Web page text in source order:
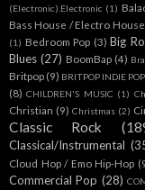
(Electronic).Electronic (1)
Bass House / Electro House
(1) Bedroom Pop (3) Big
Blues (27) BoomBap (4)
Britpop (9) BRITPOP INDIE POP
(8) CHILDREN'S MUSIC (1)
Christian (9) Christmas (2)
Classic Rock
Classical/Instrumental
Cloud Hop / Emo Hip-Hop
Commercial Pop (28)